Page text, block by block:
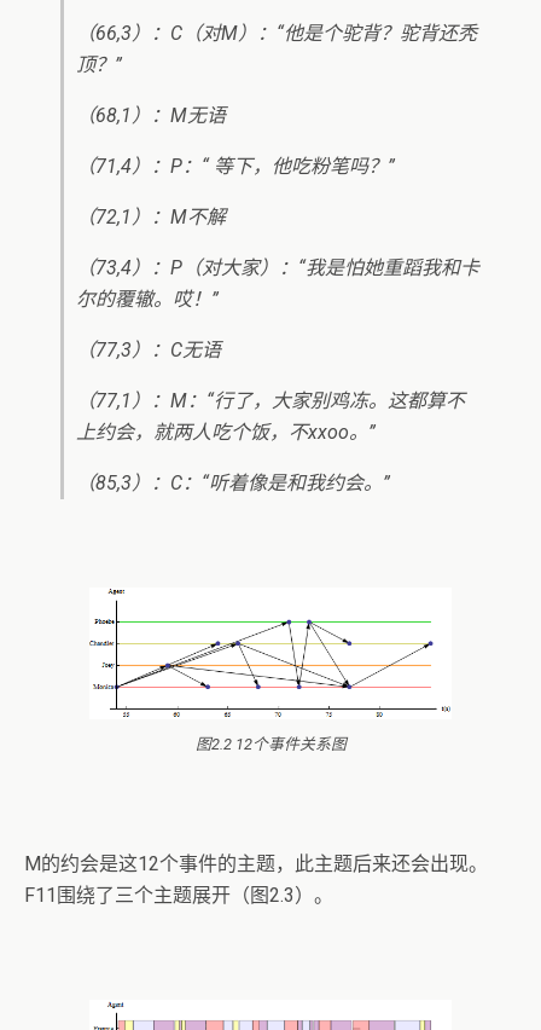
（66,3）：C（对M）：“他是个驼背？驼背还秃
顶？”
（68,1）：M无语
（71,4）：P：“ 等下，他吃粉笔吗？”
（72,1）：M不解
（73,4）：P（对大家）：“我是怕她重蹈我和卡
尔的覆辙。哎！”
（77,3）：C无语
（77,1）：M：“行了，大家别鸡冻。这都算不
上约会，就两人吃个饭，不xxoo。”
（85,3）：C：“听着像是和我约会。”
图2.2 12个事件关系图
M的约会是这12个事件的主题，此主题后来还会出现。
F11围绕了三个主题展开（图2.3）。